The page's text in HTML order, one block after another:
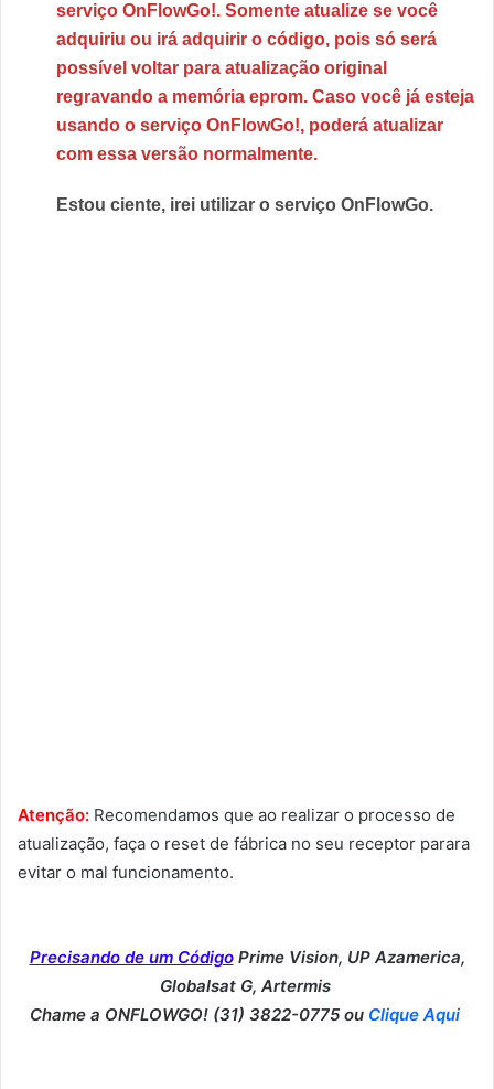
serviço OnFlowGo!. Somente atualize se você
adquiriu ou irá adquirir o código, pois só será
possível voltar para atualização original
regravando a memória eprom. Caso você já esteja
usando o serviço OnFlowGo!, poderá atualizar
com essa versão normalmente.
Estou ciente, irei utilizar o serviço OnFlowGo.
Atenção: Recomendamos que ao realizar o processo de
atualização, faça o reset de fábrica no seu receptor parara
evitar o mal funcionamento.
Precisando de um Código Prime Vision, UP Azamerica,
Globalsat G, Artermis
Chame a ONFLOWGO! (31) 3822-0775 ou Clique Aqui